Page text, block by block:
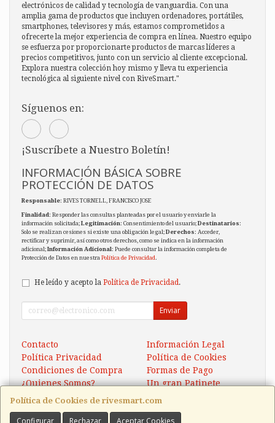
Política de Cookies de rivesmart.com
Configurar Rechazar Aceptar Cookies
electrónicos de calidad y tecnología de vanguardia. Con una
amplia gama de productos que incluyen ordenadores, portátiles,
smartphones, televisores y más, estamos comprometidos a
ofrecerte la mejor experiencia de compra en línea. Nuestro equipo
se esfuerza por proporcionarte productos de marcas líderes a
precios competitivos, junto con un servicio al cliente excepcional.
Explora nuestra colección hoy mismo y lleva tu experiencia
tecnológica al siguiente nivel con RiveSmart."
Síguenos en:
¡Suscríbete a Nuestro Boletín!
INFORMACIÓN BÁSICA SOBRE
PROTECCIÓN DE DATOS
Responsable: RIVES TORNELL, FRANCISCO JOSE
Finalidad: Responder las consultas planteadas por el usuario y enviarle la
información solicitada;Legitimación: Consentimiento del usuario;Destinatarios:
Solo se realizan cesiones si existe una obligación legal;Derechos: Acceder,
rectificar y suprimir, así como otros derechos, como se indica en la información
adicional;Información Adicional: Puede consultar la información completa de
Protección de Datos en nuestra Política de Privacidad.
He leído y acepto la Política de Privacidad .
Enviar
Contacto
Información Legal
Política Privacidad
Política de Cookies
Condiciones de Compra
Formas de Pago
¿Quienes Somos?
Un gran Patinete